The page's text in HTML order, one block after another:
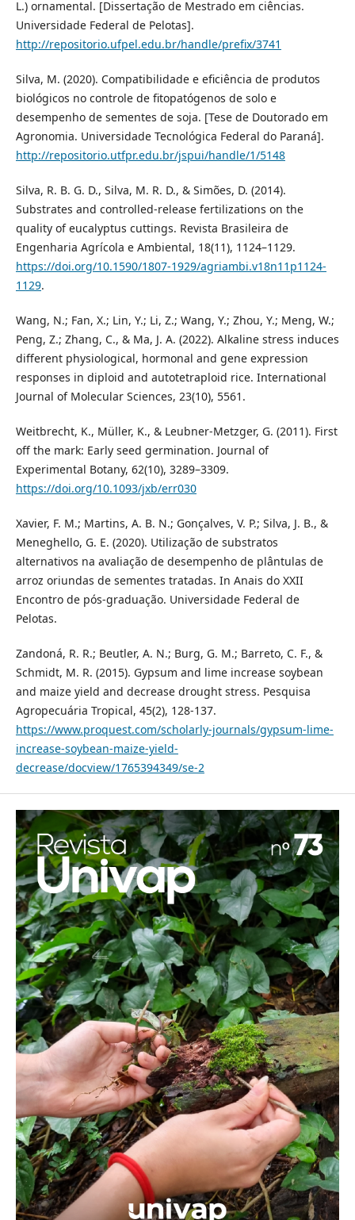
L.) ornamental. [Dissertação de Mestrado em ciências.
Universidade Federal de Pelotas].
http://repositorio.ufpel.edu.br/handle/prefix/3741
Silva, M. (2020). Compatibilidade e eficiência de produtos
biológicos no controle de fitopatógenos de solo e
desempenho de sementes de soja. [Tese de Doutorado em
Agronomia. Universidade Tecnológica Federal do Paraná].
http://repositorio.utfpr.edu.br/jspui/handle/1/5148
Silva, R. B. G. D., Silva, M. R. D., & Simões, D. (2014).
Substrates and controlled-release fertilizations on the
quality of eucalyptus cuttings. Revista Brasileira de
Engenharia Agrícola e Ambiental, 18(11), 1124–1129.
https://doi.org/10.1590/1807-1929/agriambi.v18n11p1124-
1129.
Wang, N.; Fan, X.; Lin, Y.; Li, Z.; Wang, Y.; Zhou, Y.; Meng, W.;
Peng, Z.; Zhang, C., & Ma, J. A. (2022). Alkaline stress induces
different physiological, hormonal and gene expression
responses in diploid and autotetraploid rice. International
Journal of Molecular Sciences, 23(10), 5561.
Weitbrecht, K., Müller, K., & Leubner-Metzger, G. (2011). First
off the mark: Early seed germination. Journal of
Experimental Botany, 62(10), 3289–3309.
https://doi.org/10.1093/jxb/err030
Xavier, F. M.; Martins, A. B. N.; Gonçalves, V. P.; Silva, J. B., &
Meneghello, G. E. (2020). Utilização de substratos
alternativos na avaliação de desempenho de plântulas de
arroz oriundas de sementes tratadas. In Anais do XXII
Encontro de pós-graduação. Universidade Federal de
Pelotas.
Zandoná, R. R.; Beutler, A. N.; Burg, G. M.; Barreto, C. F., &
Schmidt, M. R. (2015). Gypsum and lime increase soybean
and maize yield and decrease drought stress. Pesquisa
Agropecuária Tropical, 45(2), 128-137.
https://www.proquest.com/scholarly-journals/gypsum-lime-
increase-soybean-maize-yield-
decrease/docview/1765394349/se-2